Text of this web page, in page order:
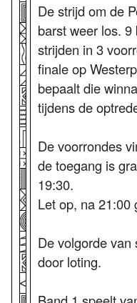
De strijd om de
barst weer los.
strijden in 3
finale op
bepaalt die
tijdens de
De voorrondes
de toegang is
19:30.
Let op, na 21:00
De volgorde van
door loting.